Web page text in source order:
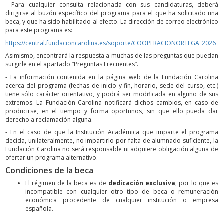
- Para cualquier consulta relacionada con sus candidaturas, deberá
dirigirse al buzón específico del programa para el que ha solicitado una
beca, y que ha sido habilitado al efecto. La dirección de correo electrónico
para este programa es:
https://central.fundacioncarolina.es/soporte/COOPERACIONORTEGA_2026
Asimismo, encontrará la respuesta a muchas de las preguntas que puedan
surgirle en el apartado “Preguntas Frecuentes”.
- La información contenida en la página web de la Fundación Carolina
acerca del programa (fechas de inicio y fin, horario, sede del curso, etc.)
tiene sólo carácter orientativo, y podrá ser modificada en alguno de sus
extremos. La Fundación Carolina notificará dichos cambios, en caso de
producirse, en el tiempo y forma oportunos, sin que ello pueda dar
derecho a reclamación alguna.
- En el caso de que la Institución Académica que imparte el programa
decida, unilateralmente, no impartirlo por falta de alumnado suficiente, la
Fundación Carolina no será responsable ni adquiere obligación alguna de
ofertar un programa alternativo.
Condiciones de la beca
El régimen de la beca es de dedicación exclusiva, por lo que es
incompatible con cualquier otro tipo de beca o remuneración
económica procedente de cualquier institución o empresa
española.